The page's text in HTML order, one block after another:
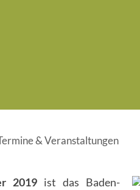
& Veranstaltungen
2019 ist das Baden-